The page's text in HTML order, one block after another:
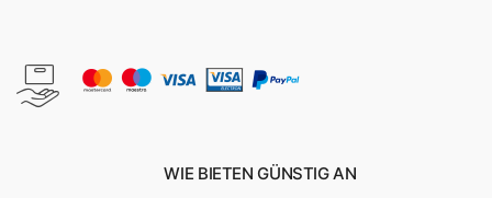
WIE BIETEN GÜNSTIG AN